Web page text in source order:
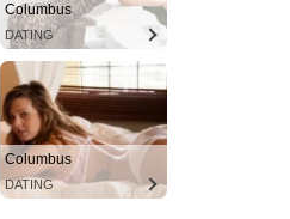
Columbus
DATING
Columbus
DATING